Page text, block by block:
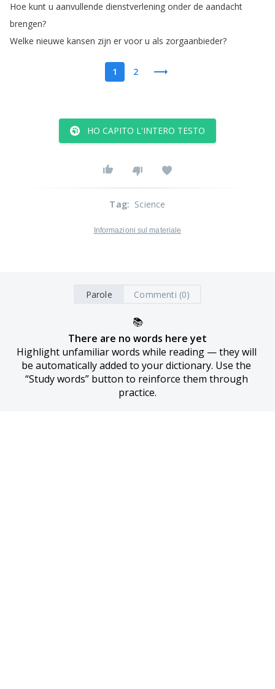
Hoe kunt u aanvullende dienstverlening onder de aandacht
brengen?
Welke nieuwe kansen zijn er voor u als zorgaanbieder?
1 2
HO CAPITO L'INTERO TESTO
Tag: Science
Informazioni sul materiale
Parole Commenti (0)
📚
There are no words here yet
Highlight unfamiliar words while reading — they will
be automatically added to your dictionary. Use the
“Study words” button to reinforce them through
practice.